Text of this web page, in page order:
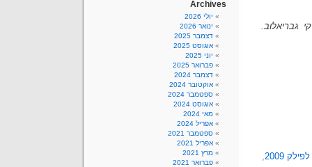
גבריאלוב.
2009
,
Archives
יולי 2026
ינואר 2026
דצמבר 2025
אוגוסט 2025
יוני 2025
פברואר 2025
דצמבר 2024
אוקטובר 2024
ספטמבר 2024
אוגוסט 2024
מאי 2024
אפריל 2024
ספטמבר 2021
אפריל 2021
מרץ 2021
פברואר 2021